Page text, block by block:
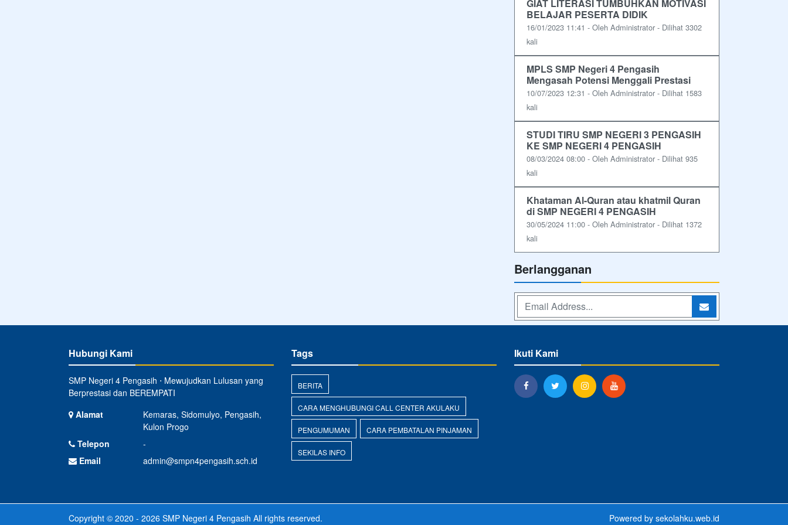
GIAT LITERASI TUMBUHKAN MOTIVASI
BELAJAR PESERTA DIDIK
16/01/2023 11:41 - Oleh Administrator - Dilihat 3302
kali
MPLS SMP Negeri 4 Pengasih
Mengasah Potensi Menggali Prestasi
10/07/2023 12:31 - Oleh Administrator - Dilihat 1583
kali
STUDI TIRU SMP NEGERI 3 PENGASIH
KE SMP NEGERI 4 PENGASIH
08/03/2024 08:00 - Oleh Administrator - Dilihat 935
kali
Khataman Al-Quran atau khatmil Quran
di SMP NEGERI 4 PENGASIH
30/05/2024 11:00 - Oleh Administrator - Dilihat 1372
kali
Berlangganan
Hubungi Kami
SMP Negeri 4 Pengasih ⋅ Mewujudkan Lulusan yang
Berprestasi dan BEREMPATI
Alamat
Kemaras, Sidomulyo, Pengasih,
Kulon Progo
Telepon
-
Email
admin@smpn4pengasih.sch.id
Tags
BERITA
CARA MENGHUBUNGI CALL CENTER AKULAKU
PENGUMUMAN CARA PEMBATALAN PINJAMAN
SEKILAS INFO
Ikuti Kami
Copyright © 2020 - 2026 SMP Negeri 4 Pengasih All rights reserved. Powered by sekolahku.web.id